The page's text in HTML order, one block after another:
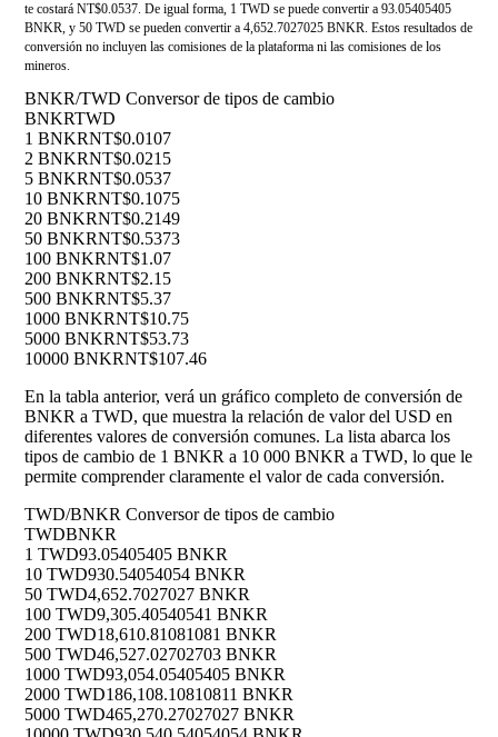
te costará NT$0.0537. De igual forma, 1 TWD se puede convertir a 93.05405405
BNKR, y 50 TWD se pueden convertir a 4,652.7027025 BNKR. Estos resultados de
conversión no incluyen las comisiones de la plataforma ni las comisiones de los
mineros.
BNKR/TWD Conversor de tipos de cambio
BNKRTWD
1 BNKRNT$0.0107
2 BNKRNT$0.0215
5 BNKRNT$0.0537
10 BNKRNT$0.1075
20 BNKRNT$0.2149
50 BNKRNT$0.5373
100 BNKRNT$1.07
200 BNKRNT$2.15
500 BNKRNT$5.37
1000 BNKRNT$10.75
5000 BNKRNT$53.73
10000 BNKRNT$107.46
En la tabla anterior, verá un gráfico completo de conversión de
BNKR a TWD, que muestra la relación de valor del USD en
diferentes valores de conversión comunes. La lista abarca los
tipos de cambio de 1 BNKR a 10 000 BNKR a TWD, lo que le
permite comprender claramente el valor de cada conversión.
TWD/BNKR Conversor de tipos de cambio
TWDBNKR
1 TWD93.05405405 BNKR
10 TWD930.54054054 BNKR
50 TWD4,652.7027027 BNKR
100 TWD9,305.40540541 BNKR
200 TWD18,610.81081081 BNKR
500 TWD46,527.02702703 BNKR
1000 TWD93,054.05405405 BNKR
2000 TWD186,108.10810811 BNKR
5000 TWD465,270.27027027 BNKR